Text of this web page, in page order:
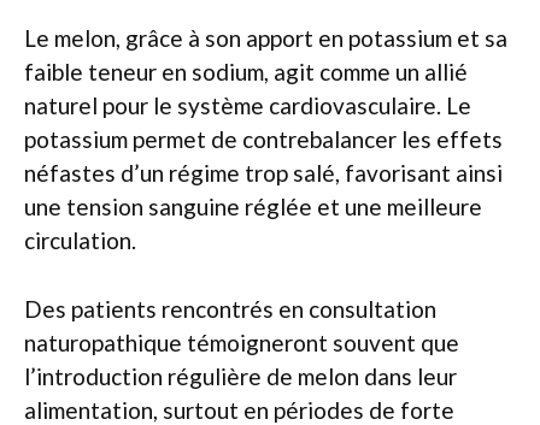
Le melon, grâce à son apport en potassium et sa
faible teneur en sodium, agit comme un allié
naturel pour le système cardiovasculaire. Le
potassium permet de contrebalancer les effets
néfastes d’un régime trop salé, favorisant ainsi
une tension sanguine réglée et une meilleure
circulation.
Des patients rencontrés en consultation
naturopathique témoigneront souvent que
l’introduction régulière de melon dans leur
alimentation, surtout en périodes de forte